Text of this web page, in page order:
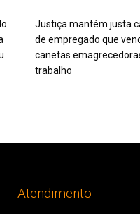
Justiça mantém justa
de empregado que
canetas
trabalho
Atendimento